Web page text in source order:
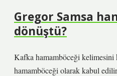
Gregor Samsa
dönüştü?
Kafka hamamböceği
hamamböceği olarak kabul